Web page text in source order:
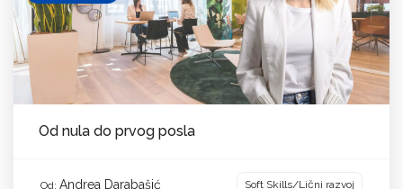
Od nula do prvog posla
Od: Andrea Darabašić Soft Skills/Lični razvoj